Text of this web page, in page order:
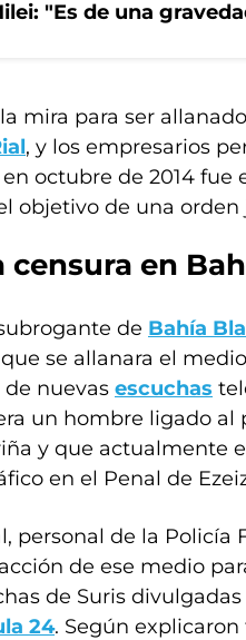
"Es de una
mira para ser
, y los empresarios
octubre de 2014 fue
objetivo de una orden
censura en
de Bahía
se allanara el
nuevas escuchas
un hombre ligado al
y que actualmente
en el Penal de
personal de la Policía
de ese medio
de Suris
24. Según